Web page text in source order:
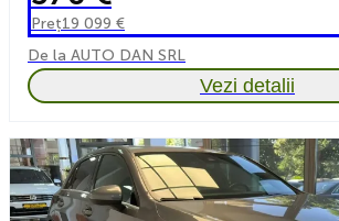
Preț19 099 €
De la AUTO DAN SRL
Vezi detalii